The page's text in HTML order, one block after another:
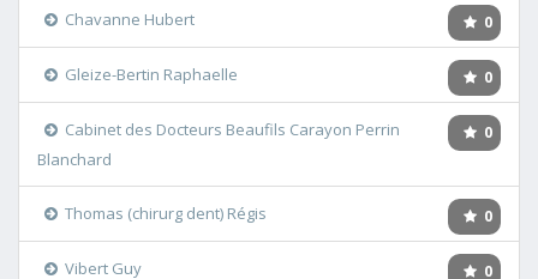
0
Chavanne Hubert
0
Gleize-Bertin Raphaelle
0
Cabinet des Docteurs Beaufils Carayon Perrin
Blanchard
0
Thomas (chirurg dent) Régis
0
Vibert Guy